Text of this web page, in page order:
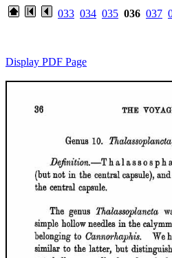
033 034 035 036 037
Display PDF Page